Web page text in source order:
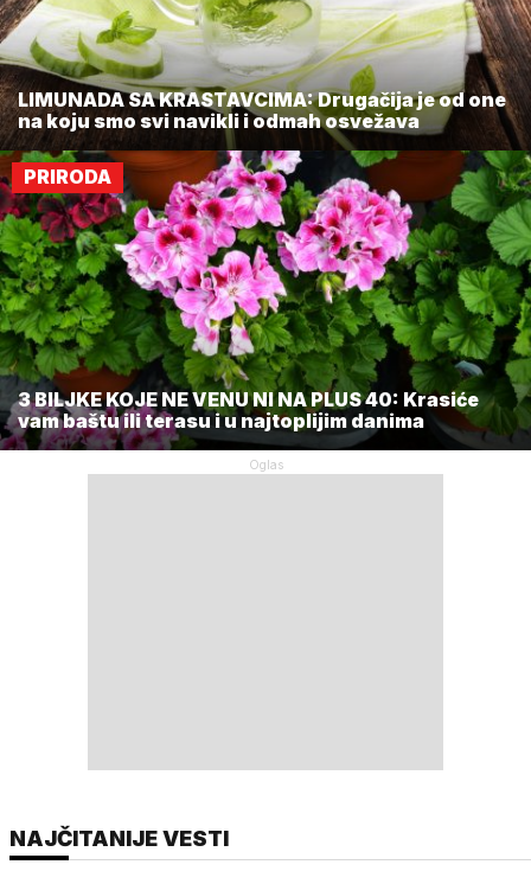
LIMUNADA SA KRASTAVCIMA: Drugačija je od one
na koju smo svi navikli i odmah osvežava
PRIRODA
3 BILJKE KOJE NE VENU NI NA PLUS 40: Krasiće
vam baštu ili terasu i u najtoplijim danima
NAJČITANIJE VESTI